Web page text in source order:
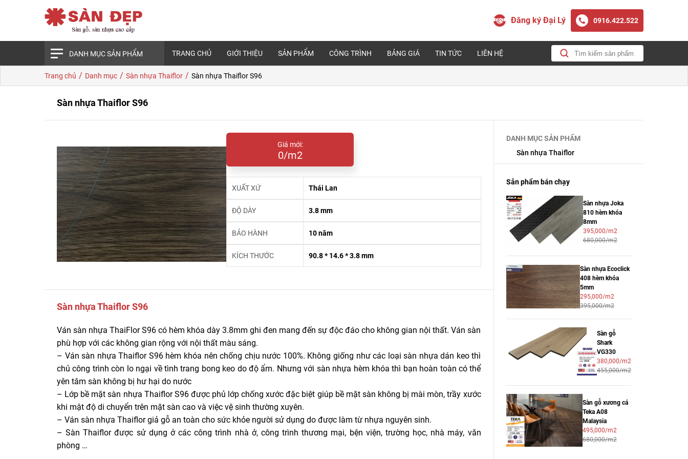
Đăng ký Đại Lý 0916.422.522
DANH MỤC SẢN PHẨM TRANG CHỦ GIỚI THIỆU SẢN PHẨM CÔNG TRÌNH BẢNG GIÁ TIN TỨC LIÊN HỆ
Trang chủ / Danh mục / Sàn nhựa Thaiflor / Sàn nhựa Thaiflor S96
Sàn nhựa Thaiflor S96
Giá mới:
0/m2
XUẤT XỨ Thái Lan
ĐỘ DÀY 3.8 mm
BẢO HÀNH 10 năm
KÍCH THƯỚC 90.8 * 14.6 * 3.8 mm
Sàn nhựa Thaiflor S96
Ván sàn nhựa ThaiFlor S96 có hèm khóa dày 3.8mm ghi đen mang đến sự độc đáo cho không gian nội thất. Ván sàn
phù hợp với các không gian rộng với nội thất màu sáng.
– Ván sàn nhựa Thaiflor S96 hèm khóa nên chống chịu nước 100%. Không giống như các loại sàn nhựa dán keo thì
chủ công trình còn lo ngại về tình trang bong keo do độ ẩm. Nhưng với sàn nhựa hèm khóa thì bạn hoàn toàn có thể
yên tâm sàn không bị hư hại do nước
– Lớp bề mặt sàn nhựa Thaiflor S96 được phủ lớp chống xước đặc biệt giúp bề mặt sàn không bị mài mòn, trầy xước
khi mật độ di chuyển trên mặt sàn cao và việc vệ sinh thường xuyên.
– Ván sàn nhựa Thaiflor giả gỗ an toàn cho sức khỏe người sử dụng do được làm từ nhựa nguyên sinh.
– Sàn Thaiflor được sử dụng ở các công trình nhà ở, công trình thương mại, bện viện, trường học, nhà máy, văn
phòng …
DANH MỤC SẢN PHẨM
Sàn nhựa Thaiflor
Sản phẩm bán chạy
Sàn nhựa Joka
810 hèm khóa
8mm
395,000/m2
680,000/m2
Sàn nhựa Ecoclick
408 hèm khóa
5mm
295,000/m2
395,000/m2
Sàn gỗ
Shark
VG330
380,000/m2
455,000/m2
Sàn gỗ xương cá
Teka A08
Malaysia
495,000/m2
680,000/m2